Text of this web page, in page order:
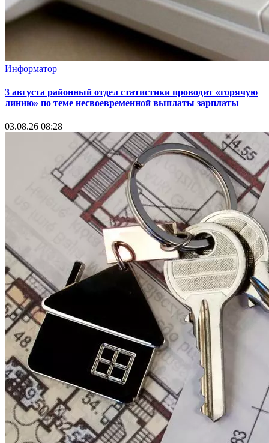
Информатор
3 августа районный отдел статистики проводит «горячую
линию» по теме несвоевременной выплаты зарплаты
03.08.26 08:28